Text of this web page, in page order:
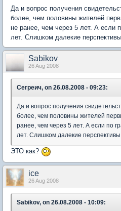
Да и вопрос получения
более, чем половины жителей
не ранее, чем через 5 лет. А если
лет. Слишком далекие
Sabikov
26 Aug 2008
Сегреич, on 26.08.2008 - 09:23:
Да и вопрос получения
более, чем половины жителей
ранее, чем через 5 лет. А если по
лет. Слишком далекие
ЭТО как?
ice
26 Aug 2008
Sabikov, on 26.08.2008 - 10:09: